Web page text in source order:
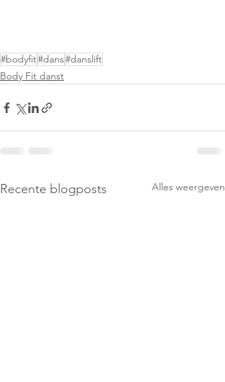
#bodyfit#dans#danslift
Body Fit danst
Recente blogposts Alles weergeven